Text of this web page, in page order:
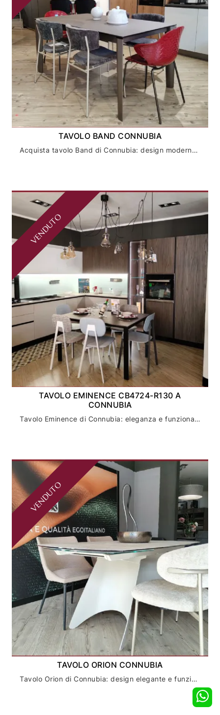
TAVOLO BAND CONNUBIA
Acquista tavolo Band di Connubia: design moderno per la tua casa - consegna rapida
TAVOLO EMINENCE CB4724-R130 A
CONNUBIA
Tavolo Eminence di Connubia: eleganza e funzionalità per la tua sala da pranzo
VENDUTO
TAVOLO ORION CONNUBIA
Tavolo Orion di Connubia: design elegante e funzionale per la tua sala da pranzo
VENDUTO